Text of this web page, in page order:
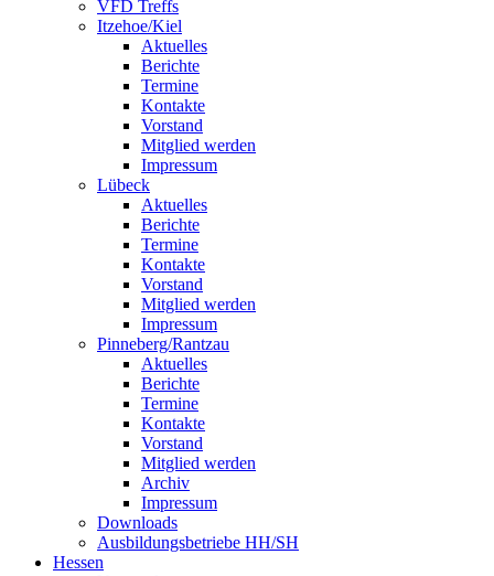
VFD Treffs
Itzehoe/Kiel
Aktuelles
Berichte
Termine
Kontakte
Vorstand
Mitglied werden
Impressum
Lübeck
Aktuelles
Berichte
Termine
Kontakte
Vorstand
Mitglied werden
Impressum
Pinneberg/Rantzau
Aktuelles
Berichte
Termine
Kontakte
Vorstand
Mitglied werden
Archiv
Impressum
Downloads
Ausbildungsbetriebe HH/SH
Hessen